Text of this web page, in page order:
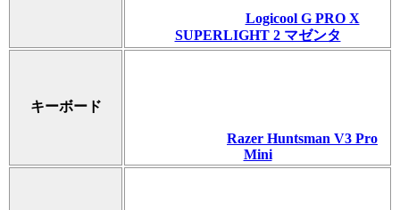
Logicool G PRO X
SUPERLIGHT 2 マゼンタ
キーボード
Razer Huntsman V3 Pro
Mini